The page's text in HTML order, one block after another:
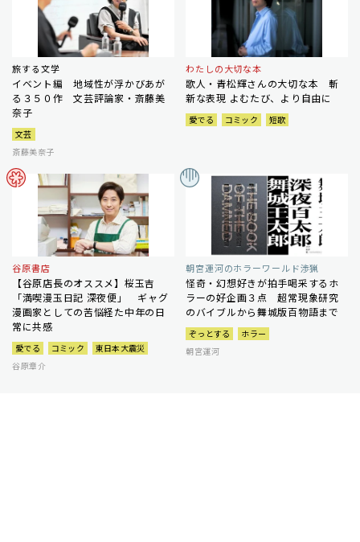
旅する文学
イベント編 地域性が浮かびあが
る３５０作 文芸評論家・斎藤美
奈子
文芸
斎藤美奈子
わたしの大切な本
歌人・青松輝さんの大切な本 斬
新な表現 よむたび、より自由に
愛でる コミック 短歌
谷原書店
【谷原店長のオススメ】桜玉吉
「満喫漫玉日記 深夜便」 ギャグ
漫画家としての苦悩経た中年の日
常に共感
愛でる コミック
東日本大震災
谷原章介
朝宮運河のホラーワールド渉猟
怪奇・幻想好きが拍手喝采するホ
ラーの好企画３点 超常現象研究
のバイブルから舞城版百物語まで
ぞっとする
ホラー
朝宮運河